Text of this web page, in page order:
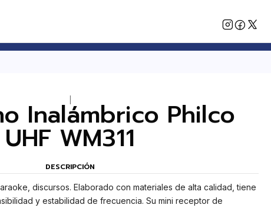
Inalámbrico Philco
UHF WM311
DESCRIPCIÓN
discursos. Elaborado con materiales de alta calidad, tiene
y estabilidad de frecuencia. Su mini receptor de